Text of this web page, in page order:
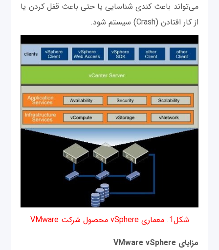
می‌تواند باعث کندی شناسایی یا حتی باعث قفل کردن یا
از کار افتادن (Crash) سیستم شود.
شکل1. معماری vSphere محصول شرکت VMware
مزایای VMware vSphere